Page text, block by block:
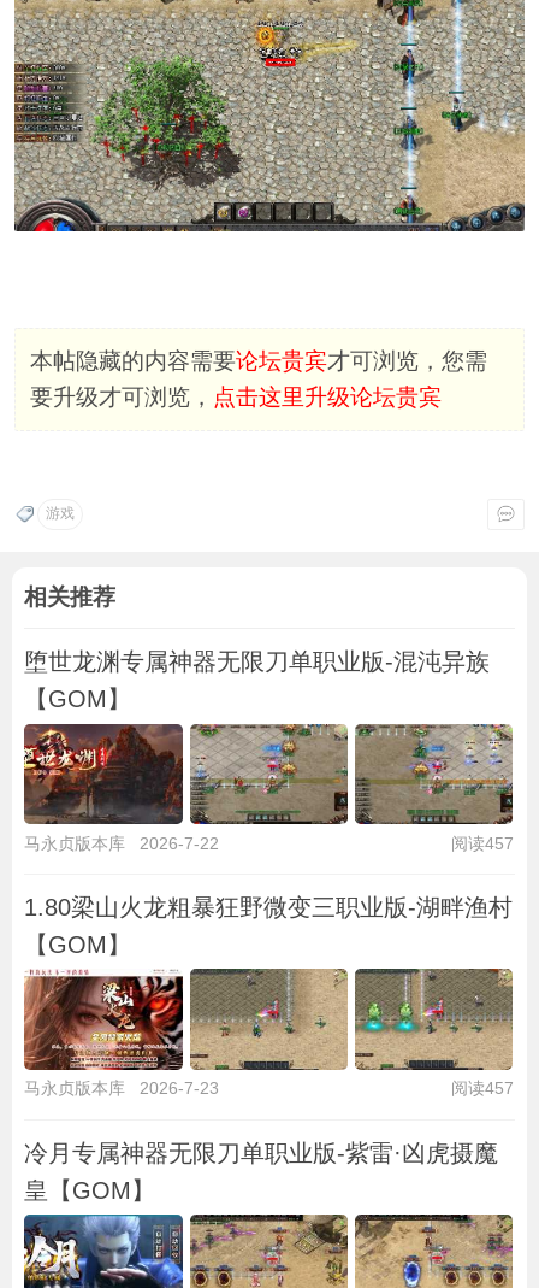
本帖隐藏的内容需要论坛贵宾才可浏览，您需
要升级才可浏览， 点击这里升级论坛贵宾
游戏
相关推荐
堕世龙渊专属神器无限刀单职业版-混沌异族
【GOM】
马永贞版本库 2026-7-22 阅读457
1.80梁山火龙粗暴狂野微变三职业版-湖畔渔村
【GOM】
马永贞版本库 2026-7-23 阅读457
冷月专属神器无限刀单职业版-紫雷·凶虎摄魔
皇【GOM】